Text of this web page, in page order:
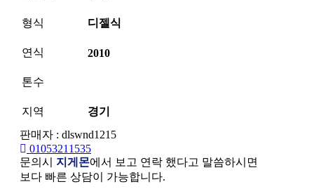
형식 디젤식
연식 2010
톤수
지역
경기
판매자 : dlswnd1215
01053211535
문의시 지게몬에서 보고 연락 했다고 말씀하시면
보다 빠른 상담이 가능합니다.